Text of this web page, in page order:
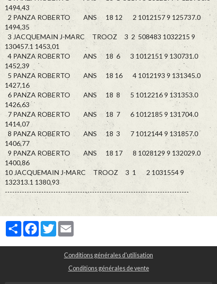
1494,43
2 PANZA ROBERTO ANS 18 12 2 1012157 9 125737.0
1494,35
3 JACQUEMAIN J-MARC TROOZ 3 2 508483 1032215 9
130457.1 1453,01
4 PANZA ROBERTO ANS 18 6 3 1012151 9 130731.0
1452,39
5 PANZA ROBERTO ANS 18 16 4 1012193 9 131345.0
1427,16
6 PANZA ROBERTO ANS 18 8 5 1012216 9 131353.0
1426,63
7 PANZA ROBERTO ANS 18 7 6 1012185 9 131704.0
1414,07
8 PANZA ROBERTO ANS 18 3 7 1012144 9 131857.0
1406,77
9 PANZA ROBERTO ANS 18 17 8 1028129 9 132029.0
1400,86
10 JACQUEMAIN J-MARC TROOZ 3 1 2 1031554 9
132313.1 1380,93
----------------------------------------------------------------------------
PartagerFacebook
Twitter
Conditions générales d'utilisation
Conditions générales de vente